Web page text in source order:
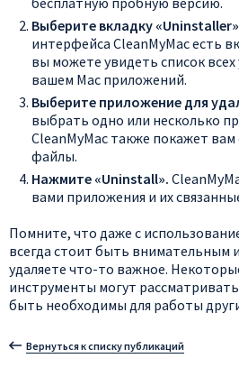
Выберите вкладку
интерфейса CleanMyMac есть
вы можете увидеть список
вашем Mac приложений.
Выберите приложение для
выбрать одно или несколько
CleanMyMac также покажет
файлы.
Нажмите «Uninstall».
вами приложения и их
Помните, что даже с
всегда стоит быть внимательным
удаляете что-то важное.
инструменты могут
быть необходимы для работы
Вернуться к списку публикаций